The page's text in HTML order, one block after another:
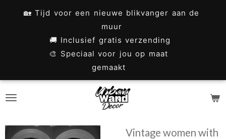
🏡 Tijd voor een nieuwe blikvanger aan de
muur
🚚 Inclusief gratis verzending
🎨 Speciaal voor jou op maat
gemaakt
Vintage women with